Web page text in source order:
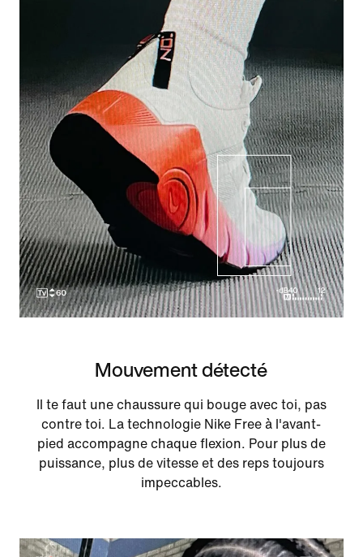
Mouvement détecté
Il te faut une chaussure qui bouge avec toi, pas
contre toi. La technologie Nike Free à l'avant-
pied accompagne chaque flexion. Pour plus de
puissance, plus de vitesse et des reps toujours
impeccables.